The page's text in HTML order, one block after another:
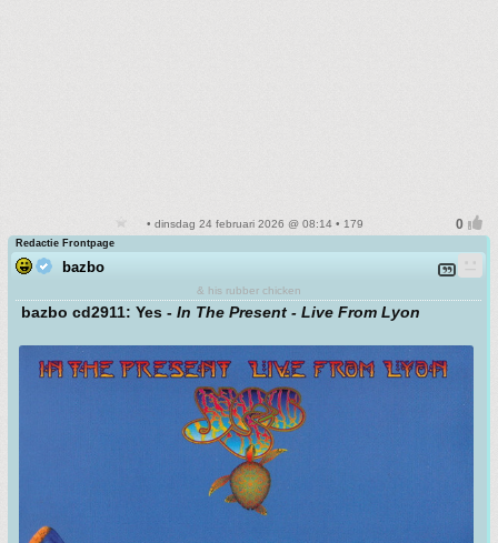
• dinsdag 24 februari 2026 @ 08:14 • 179
Redactie Frontpage
bazbo
& his rubber chicken
bazbo cd2911: Yes - In The Present - Live From Lyon